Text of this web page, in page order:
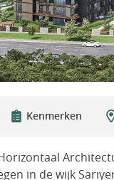
Kenmerken
in de wijk